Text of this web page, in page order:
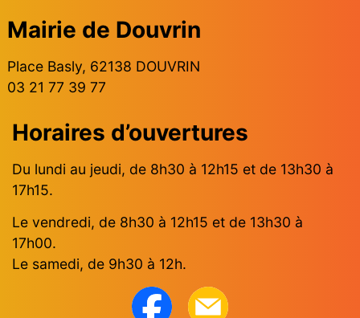
Mairie de Douvrin
Place Basly, 62138 DOUVRIN
03 21 77 39 77
Horaires d’ouvertures
Du lundi au jeudi, de 8h30 à 12h15 et de 13h30 à
17h15.
Le vendredi, de 8h30 à 12h15 et de 13h30 à
17h00.
Le samedi, de 9h30 à 12h.